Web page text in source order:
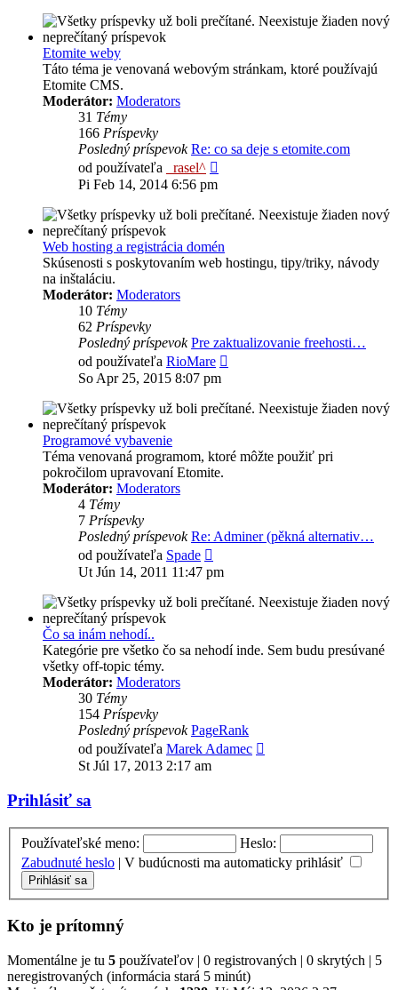
Etomite weby
Táto téma je venovaná webovým stránkam, ktoré používajú
Etomite CMS.
Moderátor: Moderators
31 Témy
166 Príspevky
Posledný príspevok Re: co sa deje s etomite.com
od používateľa
_rasel^
Pi Feb 14, 2014 6:56 pm
Web hosting a registrácia domén
Skúsenosti s poskytovaním web hostingu, tipy/triky, návody
na inštaláciu.
Moderátor: Moderators
10 Témy
62 Príspevky
Posledný príspevok Pre zaktualizovanie freehosti…
od používateľa RioMare
So Apr 25, 2015 8:07 pm
Programové vybavenie
Téma venovaná programom, ktoré môžte použiť pri
pokročilom upravovaní Etomite.
Moderátor: Moderators
4 Témy
7 Príspevky
Posledný príspevok Re: Adminer (pěkná alternativ…
od používateľa Spade
posledný
Ut Jún 14, 2011 11:47 pm
Čo sa inám nehodí..
Kategórie pre všetko čo sa nehodí inde. Sem budu presúvané
všetky off-topic témy.
Moderátor: Moderators
30 Témy
154 Príspevky
Posledný príspevok PageRank
od používateľa Marek Adamec
St Júl 17, 2013 2:17 am
Prihlásiť sa
Používateľské meno:
Heslo:
Zabudnuté heslo | V budúcnosti ma automaticky prihlásiť
Kto je prítomný
Momentálne je tu 5 používateľov | 0 registrovaných | 0 skrytých | 5
neregistrovaných (informácia stará 5 minút)